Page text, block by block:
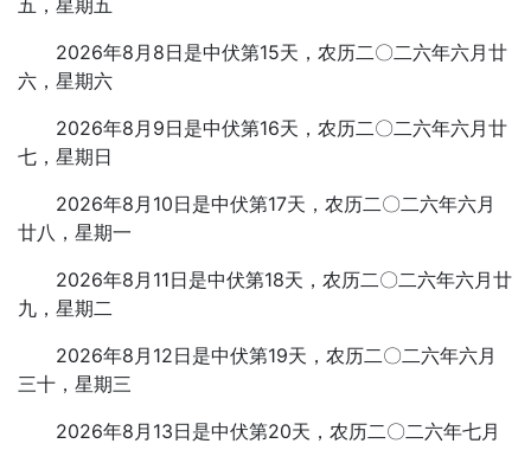
五，星期五
2026年8月8日是中伏第15天，农历二〇二六年六月廿
六，星期六
2026年8月9日是中伏第16天，农历二〇二六年六月廿
七，星期日
2026年8月10日是中伏第17天，农历二〇二六年六月
廿八，星期一
2026年8月11日是中伏第18天，农历二〇二六年六月廿
九，星期二
2026年8月12日是中伏第19天，农历二〇二六年六月
三十，星期三
2026年8月13日是中伏第20天，农历二〇二六年七月